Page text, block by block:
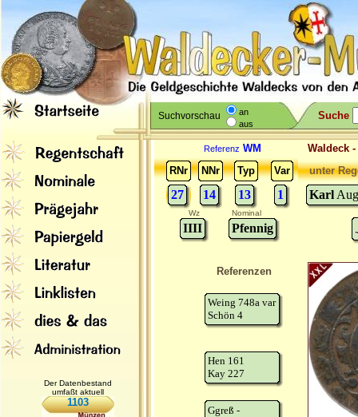
Suchvorschau
an
aus
Suche
Der Datenbestand
umfaßt aktuell
1103
Referenz WM
RNr
NNr Typ Var
27 14 13 1
unter
Karl
Wz Nominal
IIII Pfennig
Referenzen
Weing 748a var
Schön 4
Hen 161
Kay 227
Ggreß -